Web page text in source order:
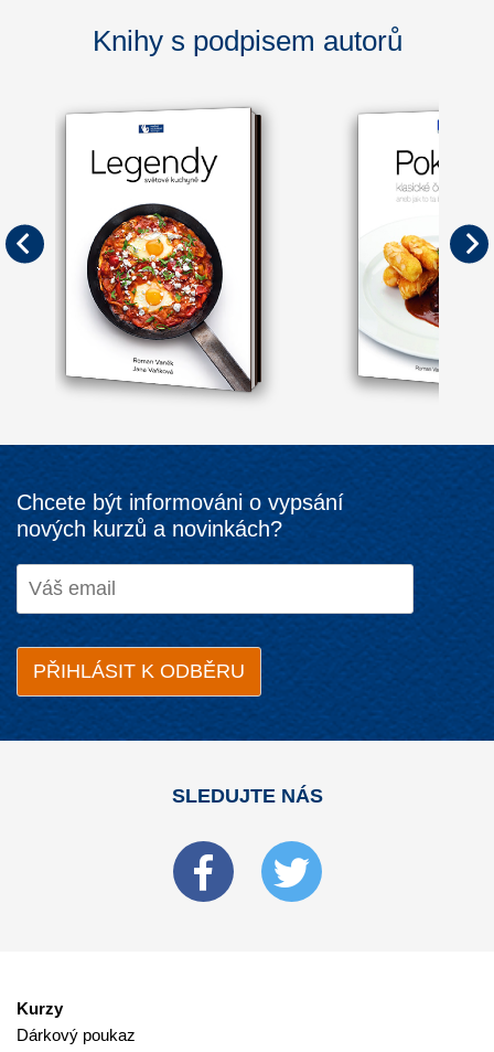
Knihy s podpisem autorů
Chcete být informováni o vypsání
nových kurzů a novinkách?
SLEDUJTE NÁS
Kurzy
Dárkový poukaz